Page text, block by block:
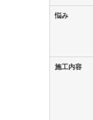
悩み
施工内容